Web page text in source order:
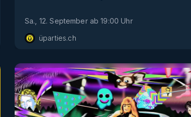
Sa., 12. September ab 19:00 Uhr
üparties.ch